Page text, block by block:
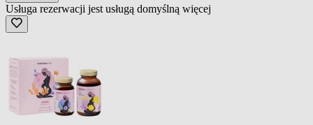
Usługa rezerwacji jest usługą domyślną więcej